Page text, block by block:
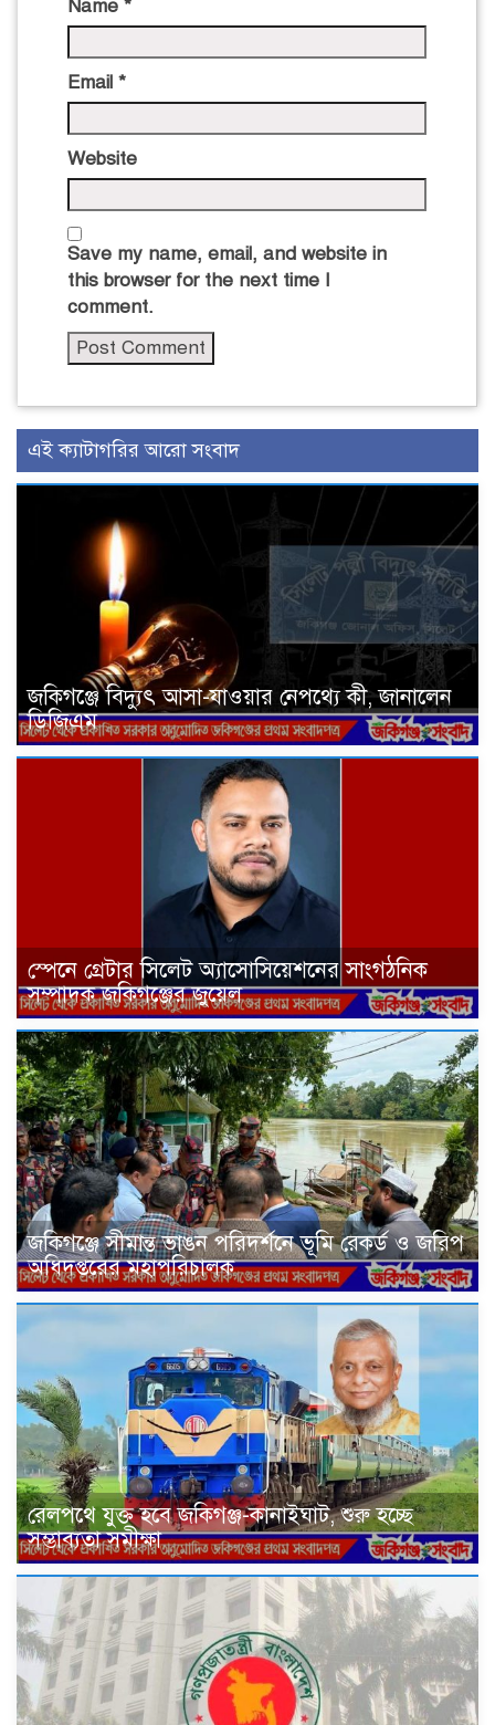
Name *
Email *
Website
Save my name, email, and website in
this browser for the next time I
comment.
এই ক্যাটাগরির আরো সংবাদ
জকিগঞ্জে বিদ্যুৎ আসা-যাওয়ার নেপথ্যে কী, জানালেন
ডিজিএম
স্পেনে গ্রেটার সিলেট অ্যাসোসিয়েশনের সাংগঠনিক
সম্পাদক জকিগঞ্জের জুয়েল
জকিগঞ্জে সীমান্ত ভাঙন পরিদর্শনে ভূমি রেকর্ড ও জরিপ
অধিদপ্তরের মহাপরিচালক
রেলপথে যুক্ত হবে জকিগঞ্জ-কানাইঘাট, শুরু হচ্ছে
সম্ভাব্যতা সমীক্ষা